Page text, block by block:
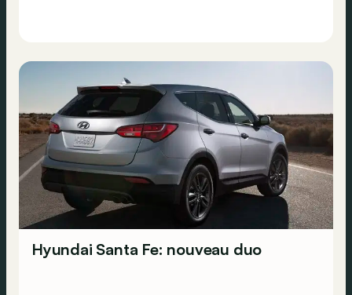
Hyundai Santa Fe: nouveau duo